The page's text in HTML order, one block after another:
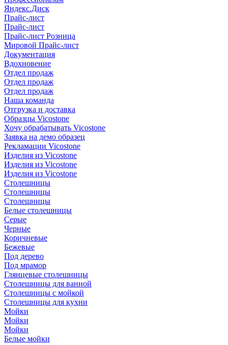
Яндекс.Диск
Прайс-лист
Прайс-лист
Прайс-лист Розница
Мировой Прайс-лист
Документация
Вдохновение
Отдел продаж
Отдел продаж
Отдел продаж
Наша команда
Отгрузка и доставка
Образцы Vicostone
Хочу обрабатывать Vicostone
Заявка на демо образец
Рекламации Vicostone
Изделия из Vicostone
Изделия из Vicostone
Изделия из Vicostone
Столешницы
Столешницы
Столешницы
Белые столешницы
Серые
Черные
Коричневые
Бежевые
Под дерево
Под мрамор
Глянцевые столешницы
Столешницы для ванной
Столешницы с мойкой
Столешницы для кухни
Мойки
Мойки
Мойки
Белые мойки